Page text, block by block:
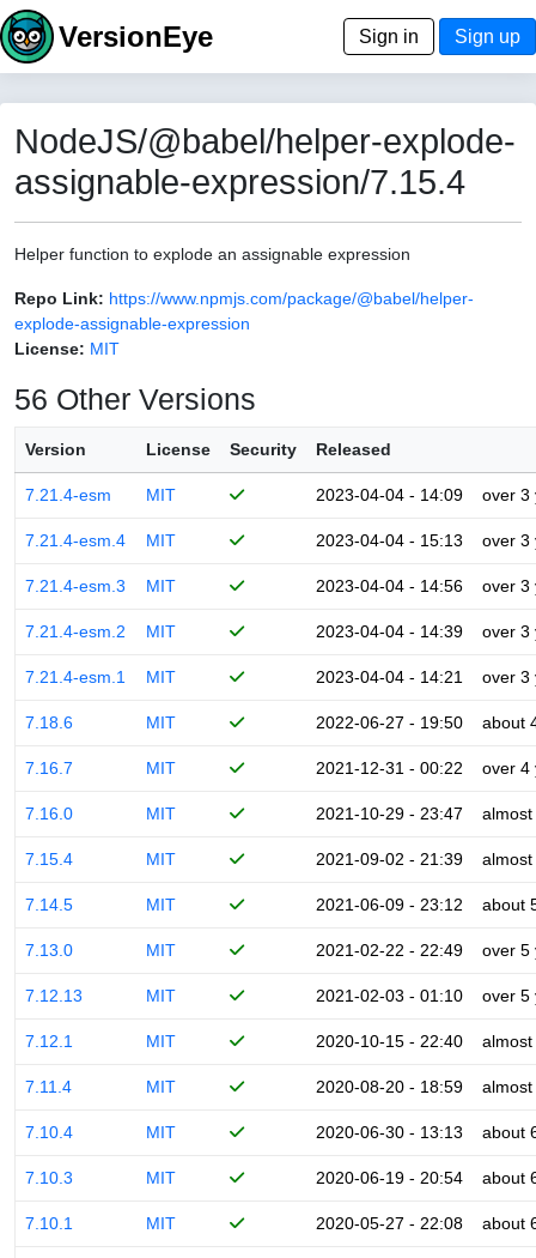
VersionEye Sign in Sign up
NodeJS/@babel/helper-explode-
assignable-expression/7.15.4
Helper function to explode an assignable expression
Repo Link: https://www.npmjs.com/package/@babel/helper-
explode-assignable-expression
License: MIT
56 Other Versions
Version License Security Released
7.21.4-esm MIT 2023-04-04 - 14:09 over 3
7.21.4-esm.4 MIT 2023-04-04 - 15:13 over 3
7.21.4-esm.3 MIT 2023-04-04 - 14:56 over 3
7.21.4-esm.2 MIT 2023-04-04 - 14:39 over 3
7.21.4-esm.1 MIT 2023-04-04 - 14:21 over 3
7.18.6 MIT 2022-06-27 - 19:50 about
7.16.7 MIT 2021-12-31 - 00:22 over 4
7.16.0 MIT 2021-10-29 - 23:47
7.15.4 MIT 2021-09-02 - 21:39
7.14.5 MIT 2021-06-09 - 23:12 about
7.13.0 MIT 2021-02-22 - 22:49 over 5
7.12.13 MIT 2021-02-03 - 01:10 over 5
7.12.1 MIT 2020-10-15 - 22:40
7.11.4 MIT 2020-08-20 - 18:59
7.10.4 MIT 2020-06-30 - 13:13 about
7.10.3 MIT 2020-06-19 - 20:54 about
7.10.1 MIT 2020-05-27 - 22:08 about